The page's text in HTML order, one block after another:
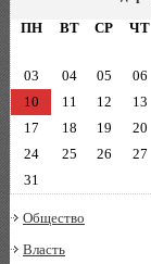
ПН
ВТ СР ЧТ
03
04 05 06
10
11 12 13
17
18 19 20
24
25 26 27
31
Общество
Власть